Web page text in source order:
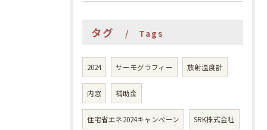
タグ Tags
2024 サーモグラフィー 放射温度計
内窓 補助金
住宅省エネ2024キャンペーン SRK株式会社